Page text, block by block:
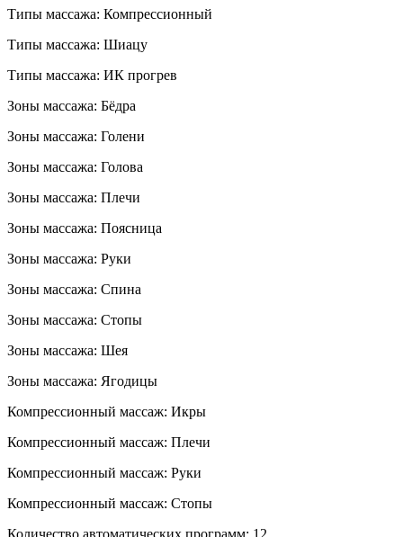
Типы массажа: Компрессионный
Типы массажа: Шиацу
Типы массажа: ИК прогрев
Зоны массажа: Бёдра
Зоны массажа: Голени
Зоны массажа: Голова
Зоны массажа: Плечи
Зоны массажа: Поясница
Зоны массажа: Руки
Зоны массажа: Спина
Зоны массажа: Стопы
Зоны массажа: Шея
Зоны массажа: Ягодицы
Компрессионный массаж: Икры
Компрессионный массаж: Плечи
Компрессионный массаж: Руки
Компрессионный массаж: Стопы
Количество автоматических программ: 12